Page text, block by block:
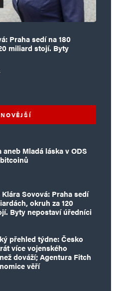
Praha sedí na 180
miliard stojí. Byty
aneb Mladá láska v ODS
Klára Sovová: Praha sedí
okruh za 120
Byty nepostaví úředníci
přehled týdne: Česko
více vojenského
dováží; Agentura Fitch
věří